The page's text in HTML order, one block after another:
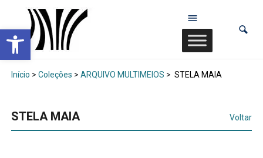
Abrir a barra de ferramentas
Início > Coleções > ARQUIVO MULTIMEIOS > STELA MAIA
STELA MAIA Voltar